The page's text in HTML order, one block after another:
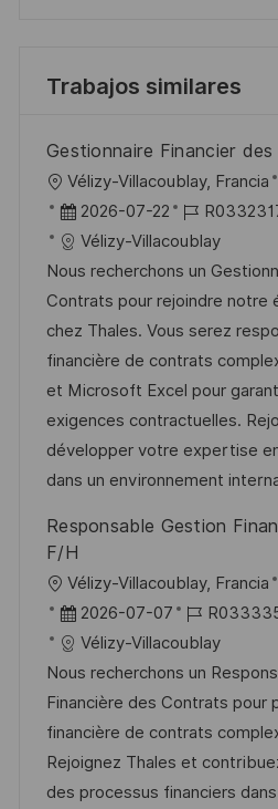
Trabajos similares
Gestionnaire Financier
U
b
c
a
c
i
ó
n
Vélizy-Villacoublay, Francia
F
e
c
h
a
d
e
p
u
b
i
c
2026-07-22
I
D
d
e
e
m
p
l
e
o
Vélizy-Villacoublay
Nous recherchons un
Contrats pour rejoindre notre
chez Thales. Vous serez
financière de contrats
et Microsoft Excel pour
exigences contractuelles.
développer votre expertise
dans un environnement
Responsable Gestion
F/H
U
b
c
a
c
i
ó
Vélizy-Villacoublay, Francia
F
e
c
h
a
d
e
2026-07-07
I
D
d
e
e
m
p
Vélizy-Villacoublay
Nous recherchons un
Financière des Contrats pour
financière de contrats
Rejoignez Thales et
des processus financiers